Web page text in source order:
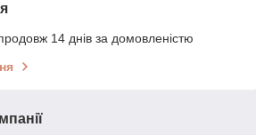
14 днів за домовленістю